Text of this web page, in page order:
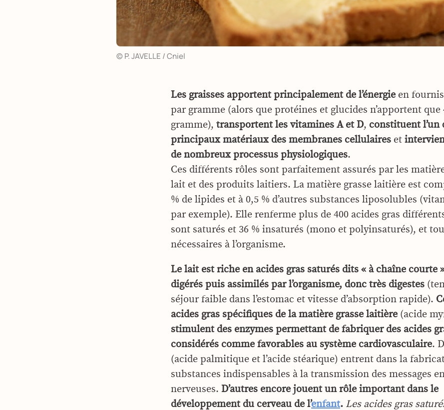
© P. JAVELLE / Cniel
Les graisses apportent principalement de l’énergie en
par gramme (alors que protéines et glucides n’apportent que
gramme), transportent les vitamines A et D, constituent l’un
principaux matériaux des membranes cellulaires et
de nombreux processus physiologiques.
Ces différents rôles sont parfaitement assurés par les
lait et des produits laitiers. La matière grasse laitière est
% de lipides et à 0,5 % d’autres substances liposolubles
par exemple). Elle renferme plus de 400 acides gras
sont saturés et 36 % insaturés (mono et polyinsaturés), et
nécessaires à l’organisme.
Le lait est riche en acides gras saturés dits « à chaîne courte
digérés puis assimilés par l’organisme, donc très digestes
séjour faible dans l’estomac et vitesse d’absorption rapide).
acides gras spécifiques de la matière grasse laitière (acide
stimulent des enzymes permettant de fabriquer des acides
considérés comme favorables au système cardiovasculaire.
(acide palmitique et l’acide stéarique) entrent dans la
substances indispensables à la transmission des messages
nerveuses. D’autres encore jouent un rôle important dans le
développement du cerveau de l’enfant. Les acides gras